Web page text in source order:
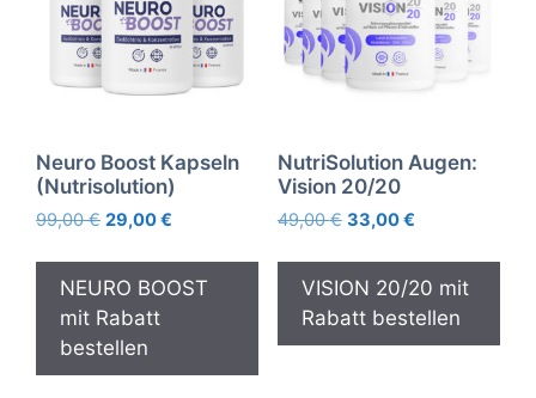
Neuro Boost Kapseln
(Nutrisolution)
99,00€ Ursprünglicher
war:
99,00 €
29,00€
ist:
29,00 €.
NEURO BOOST
mit Rabatt
bestellen
NutriSolution Augen:
Vision 20/20
49,00€ Ursprünglicher
war:
49,00 €
33,00€Aktueller
ist:
33,00 €.
VISION 20/20 mit
Rabatt bestellen